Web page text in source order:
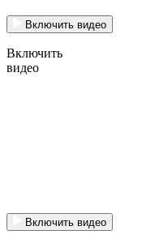
Включить видео
Включить
видео
Включить видео